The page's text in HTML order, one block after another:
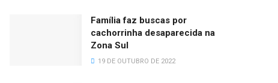
Família faz buscas por
cachorrinha desaparecida na
Zona Sul
19 DE OUTUBRO DE 2022